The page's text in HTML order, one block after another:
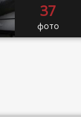
37
фото